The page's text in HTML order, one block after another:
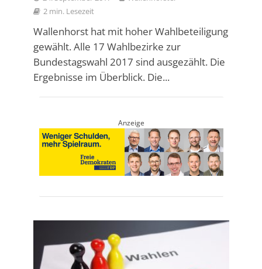
2 min. Lesezeit
Wallenhorst hat mit hoher Wahlbeteiligung
gewählt. Alle 17 Wahlbezirke zur
Bundestagswahl 2017 sind ausgezählt. Die
Ergebnisse im Überblick. Die...
Anzeige